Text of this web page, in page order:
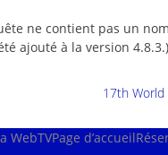
ne contient pas un
ajouté à la version
17th World
WebTVPage d’accueil